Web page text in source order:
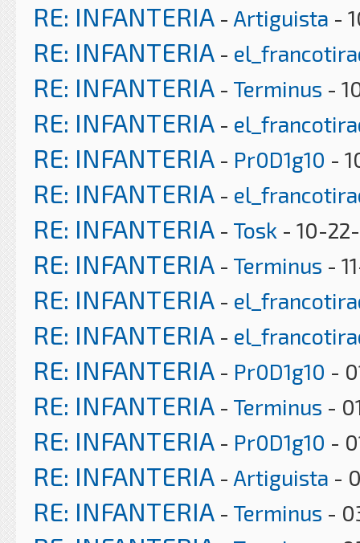
RE: INFANTERIA - Artiguista -
RE: INFANTERIA -
RE: INFANTERIA - Terminus -
RE: INFANTERIA -
RE: INFANTERIA - Pr0D1g10 -
RE: INFANTERIA -
RE: INFANTERIA - Tosk - 10-
RE: INFANTERIA - Terminus -
RE: INFANTERIA -
RE: INFANTERIA -
RE: INFANTERIA - Pr0D1g10 -
RE: INFANTERIA - Terminus -
RE: INFANTERIA - Pr0D1g10 -
RE: INFANTERIA - Artiguista -
RE: INFANTERIA - Terminus -